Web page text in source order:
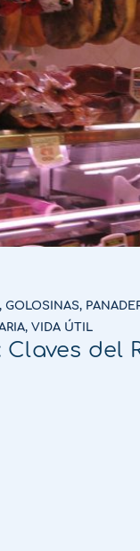
, GOLOSINAS,
, VIDA ÚTIL
del